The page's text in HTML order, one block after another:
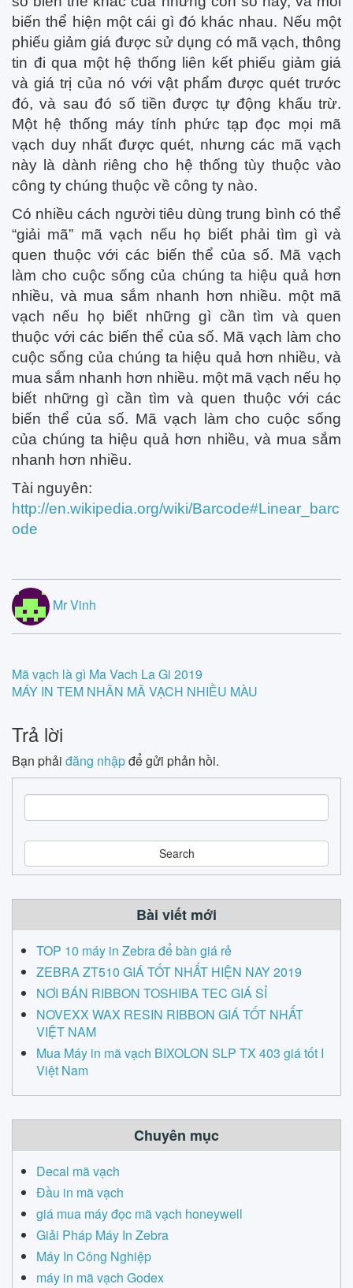
biến thể hiện một cái gì đó khác nhau. Nếu một
phiếu giảm giá được sử dụng có mã vạch, thông
tin đi qua một hệ thống liên kết phiếu giảm giá
và giá trị của nó với vật phẩm được quét trước
đó, và sau đó số tiền được tự động khấu trừ.
Một hệ thống máy tính phức tạp đọc mọi mã
vạch duy nhất được quét, nhưng các mã vạch
này là dành riêng cho hệ thống tùy thuộc vào
công ty chúng thuộc về công ty nào.
Có nhiều cách người tiêu dùng trung bình có thể
“giải mã” mã vạch nếu họ biết phải tìm gì và
quen thuộc với các biến thể của số. Mã vạch
làm cho cuộc sống của chúng ta hiệu quả hơn
nhiều, và mua sắm nhanh hơn nhiều. một mã
vạch nếu họ biết những gì cần tìm và quen
thuộc với các biến thể của số. Mã vạch làm cho
cuộc sống của chúng ta hiệu quả hơn nhiều, và
mua sắm nhanh hơn nhiều. một mã vạch nếu họ
biết những gì cần tìm và quen thuộc với các
biến thể của số. Mã vạch làm cho cuộc sống
của chúng ta hiệu quả hơn nhiều, và mua sắm
nhanh hơn nhiều.
Tài nguyên:
http://en.wikipedia.org/wiki/Barcode#Linear_barc
ode
Mr Vinh
Post
navigation
Mã vạch là gì Ma Vach La Gi 2019
MÁY IN TEM NHÃN MÃ VẠCH NHIỀU MÀU
Trả lời
Bạn phải đăng nhậpđể gửi phản hồi.
e
a
r
c
Bài viết mới
TOP 10 máy in Zebra để bàn giá rẻ
ZEBRA ZT510 GIÁ TỐT NHẤT HIỆN NAY 2019
NƠI BÁN RIBBON TOSHIBA TEC GIÁ SỈ
NOVEXX WAX RESIN RIBBON GIÁ TỐT NHẤT
VIỆT NAM
Mua Máy in mã vạch BIXOLON SLP TX 403 giá tốt I
Việt Nam
Chuyên mục
Decal mã vạch
Đầu in mã vạch
giá mua máy đọc mã vạch honeywell
Giải Pháp Máy In Zebra
Máy In Công Nghiệp
máy in mã vạch Godex